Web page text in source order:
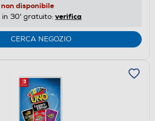
non disponibile
in 30' gratuito: verifica
CERCA NEGOZIO